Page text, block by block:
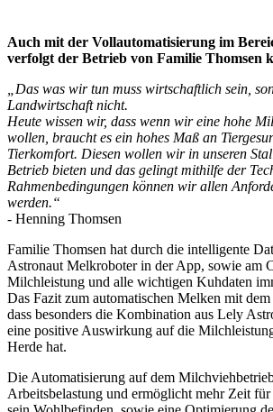
Auch mit der Vollautomatisierung im
verfolgt der Betrieb von Familie Thomsen
„Das was wir tun muss wirtschaftlich sein,
Landwirtschaft nicht.
Heute wissen wir, dass wenn wir eine hohe
wollen, braucht es ein hohes Maß an
Tierkomfort. Diesen wollen wir in unseren
Betrieb bieten und das gelingt mithilfe der
Rahmenbedingungen können wir allen
werden.“
- Henning Thomsen
Familie Thomsen hat durch die intelligente
Astronaut Melkroboter in der App, sowie am
Milchleistung und alle wichtigen Kuhdaten
Das Fazit zum automatischen Melken mit
dass besonders die Kombination aus Lely
eine positive Auswirkung auf die
Herde hat.
Die Automatisierung auf dem
Arbeitsbelastung und ermöglicht mehr Zeit für